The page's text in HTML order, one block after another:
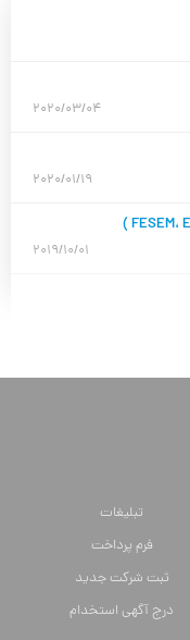
2020/03/04
2020/01/19
2019/10/01
تبلیغات
فرم پرداخت
ثبت شرکت جدید
درج آگهی استخدام